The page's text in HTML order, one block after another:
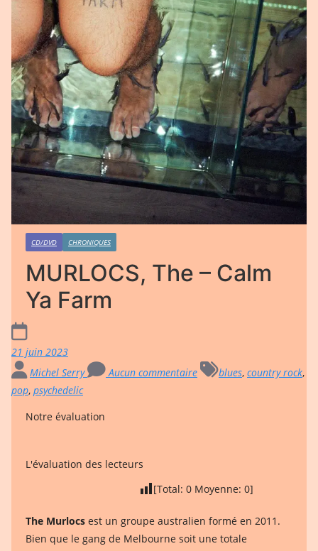
CD/DVD CHRONIQUES
MURLOCS, The – Calm
Ya Farm
21 juin 2023
Michel Serry
Aucun commentaire blues, country rock,
pop, psychedelic
Notre évaluation
L'évaluation des lecteurs
[Total: 0 Moyenne: 0]
The Murlocs est un groupe australien formé en 2011.
Bien que le gang de Melbourne soit une totale